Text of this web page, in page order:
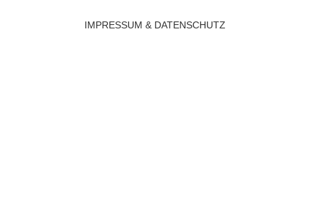
IMPRESSUM & DATENSCHUTZ